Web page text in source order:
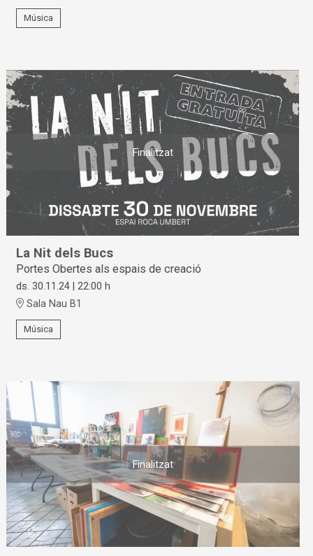
Música
Finalitzat
La Nit dels Bucs
Portes Obertes als espais de creació
ds. 30.11.24 |22:00 h
Sala Nau B1
Música
Finalitzat